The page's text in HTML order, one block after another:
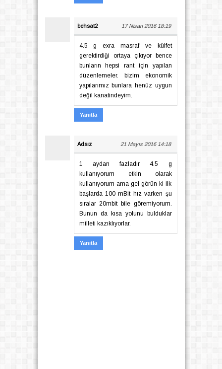
behsat2 17 Nisan 2016 18:19
4.5 g exra masraf ve külfet
gerektirdiği ortaya çıkıyor bence
bunların hepsi rant için yapılan
düzenlemeler. bizim ekonomik
yapılarımız bunlara henüz uygun
değil kanatindeyim.
Yanıtla
Adsız 21 Mayıs 2016 14:18
1 aydan fazladır 4.5 g
kullanıyorum etkin olarak
kullanıyorum ama gel görün ki ilk
başlarda 100 mBit hız varken şu
sıralar 20mbit bile göremiyorum.
Bunun da kısa yolunu bulduklar
milleti kazıklıyorlar.
Yanıtla